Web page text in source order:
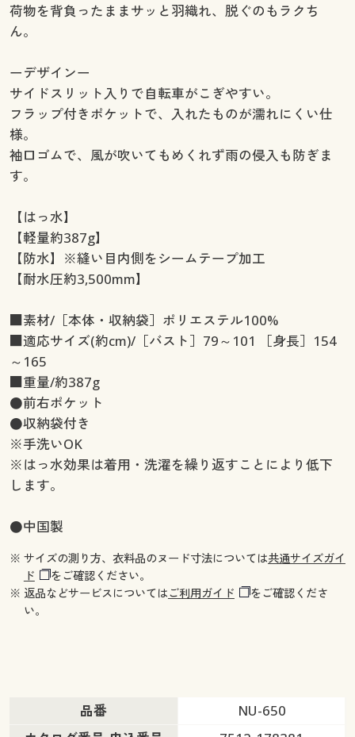
荷物を背負ったままサッと羽織れ、脱ぐのもラクち
ん。
ーデザインー
サイドスリット入りで自転車がこぎやすい。
フラップ付きポケットで、入れたものが濡れにくい仕
様。
袖口ゴムで、風が吹いてもめくれず雨の侵入も防ぎま
す。
【はっ水】
【軽量約387g】
【防水】※縫い目内側をシームテープ加工
【耐水圧約3,500mm】
■素材/［本体・収納袋］ポリエステル100%
■適応サイズ(約cm)/［バスト］79～101 ［身長］154
～165
■重量/約387g
●前右ポケット
●収納袋付き
※手洗いOK
※はっ水効果は着用・洗濯を繰り返すことにより低下
します。
●中国製
※ サイズの測り方、衣料品のヌード寸法については共通サイズガイ
ド
をご確認ください。
※ 返品などサービスについてはご利用ガイド
をご確認くださ
い。
品番
NU-650